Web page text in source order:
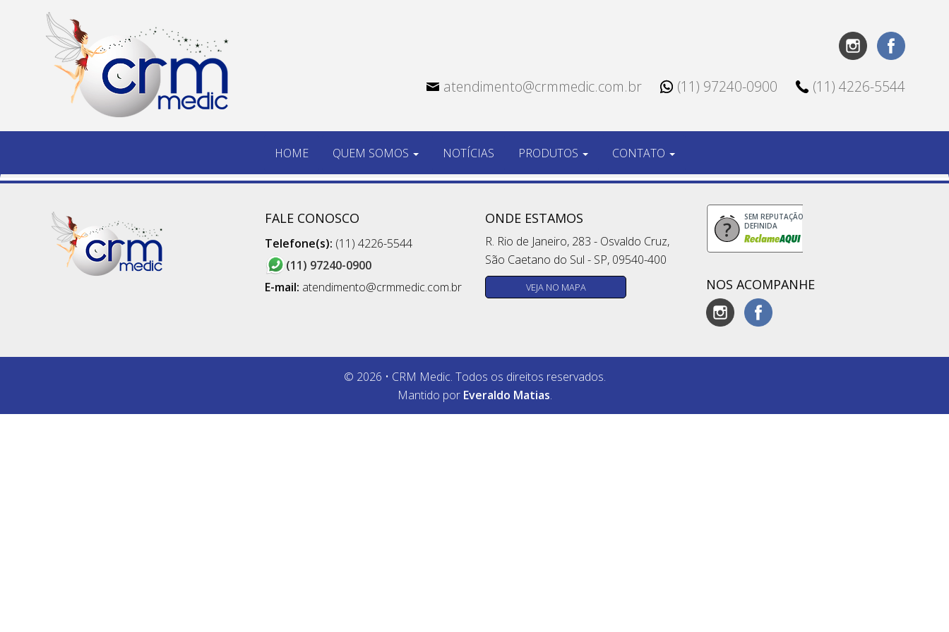
(11) 4226-5544
(11) 97240-0900
atendimento@crmmedic.com.br
HOME QUEM SOMOS NOTÍCIAS PRODUTOS CONTATO
FALE CONOSCO
Telefone(s): (11) 4226-5544
(11) 97240-0900
E-mail: atendimento@crmmedic.com.br
ONDE ESTAMOS
R. Rio de Janeiro, 283 - Osvaldo Cruz,
São Caetano do Sul - SP, 09540-400
VEJA NO MAPA
SEM REPUTAÇÃO
DEFINIDA
NOS ACOMPANHE
© 2026 • CRM Medic. Todos os direitos reservados.
Mantido por Everaldo Matias.